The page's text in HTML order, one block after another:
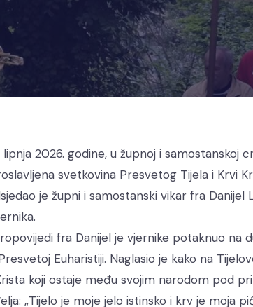
2026. godine, u župnoj i samostanskoj
svetkovina Presvetog Tijela i Krvi
je župni i samostanski vikar fra Danijel
fra Danijel je vjernike potaknuo na
Euharistiji. Naglasio je kako na
koji ostaje među svojim narodom pod
„Tijelo je moje jelo istinsko i krv je moja